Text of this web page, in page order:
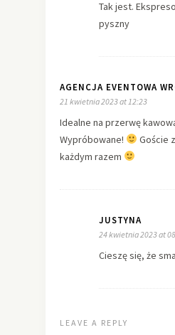
Tak jest.
pyszny
AGENCJA EVENTOWA
21 kwietnia 2023 at 12:23
Idealne na przerwę
Wypróbowane!
Goście
każdym razem
JUSTYNA
24 kwietnia 2023 at
Cieszę się, że
LEAVE A REPLY